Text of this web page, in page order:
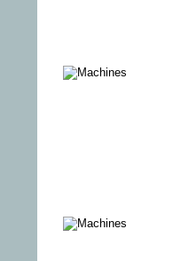
Expedition
Arktis
Die Charité -
Auf Leben und